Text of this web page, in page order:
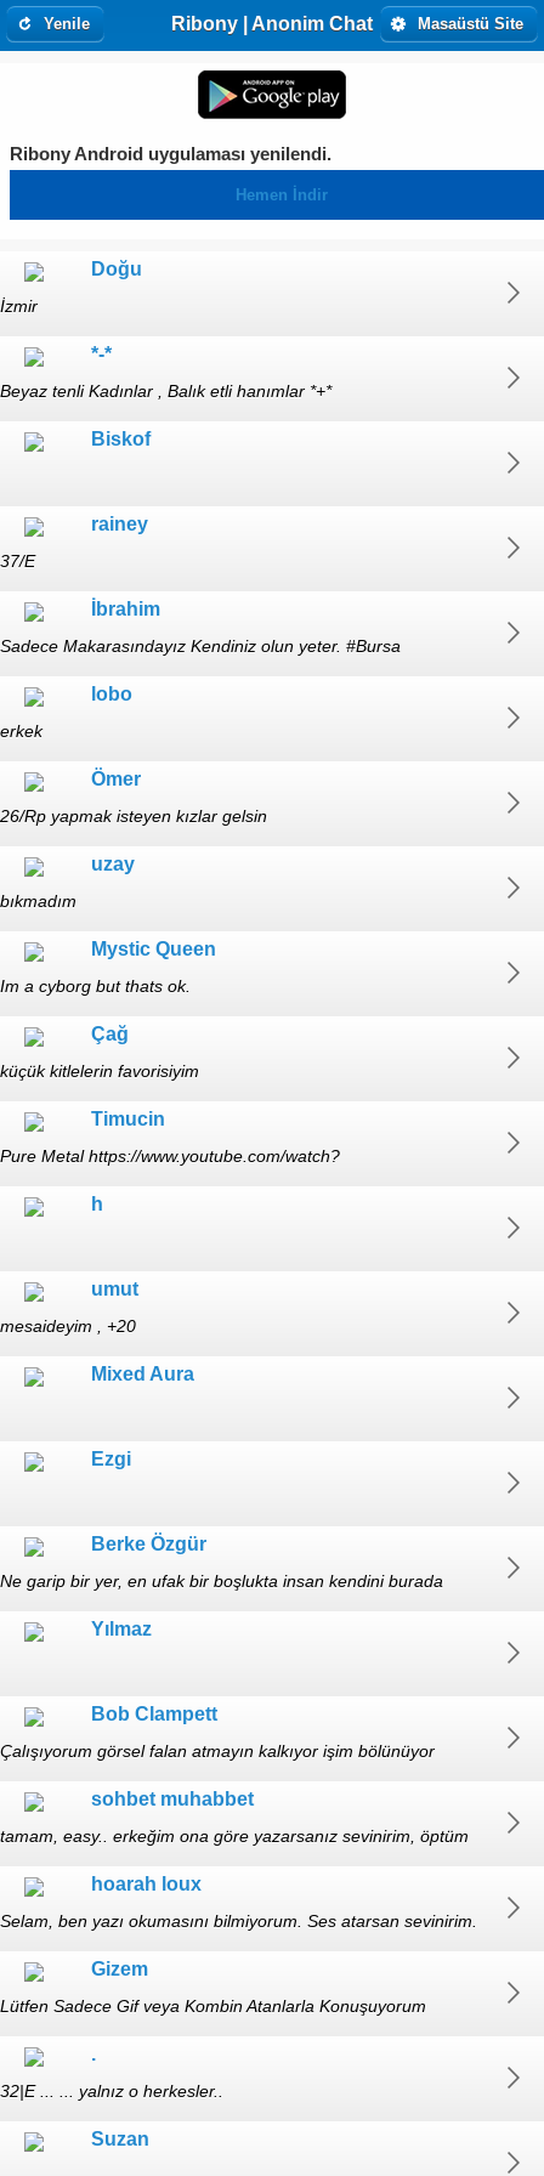
Ribony | Anonim Chat
Yenile Masaüstü Site
Ribony Android uygulaması yenilendi.
Hemen İndir
Doğu
İzmir
*-*
Beyaz tenli Kadınlar , Balık etli hanımlar *+*
Biskof
rainey
37/E
İbrahim
Sadece Makarasındayız Kendiniz olun yeter. #Bursa
lobo
erkek
Ömer
26/Rp yapmak isteyen kızlar gelsin
uzay
bıkmadım
Mystic Queen
Im a cyborg but thats ok.
Çağ
küçük kitlelerin favorisiyim
https://www.tumblr.com/blog/kocyigitcag vsco.co/kocyigitcag
Timucin
Pure Metal https://www.youtube.com/watch?
v=aWxBrI0g1kE&list=RDaWxBrI0g1kE
h
umut
mesaideyim , +20
Mixed Aura
Ezgi
Berke Özgür
Ne garip bir yer, en ufak bir boşlukta insan kendini burada
Yılmaz
Bob Clampett
Çalışıyorum görsel falan atmayın kalkıyor işim bölünüyor
sohbet muhabbet
tamam, easy.. erkeğim ona göre yazarsanız sevinirim, öptüm
hoarah loux
Selam, ben yazı okumasını bilmiyorum. Ses atarsan sevinirim.
Gizem
Lütfen Sadece Gif veya Kombin Atanlarla Konuşuyorum
.
32|E ... ... yalnız o herkesler..
Suzan